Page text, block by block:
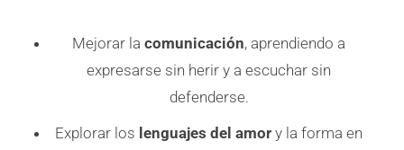
Mejorar la comunicación, aprendiendo a
expresarse sin herir y a escuchar sin
defenderse.
Explorar los lenguajes del amor y la forma en